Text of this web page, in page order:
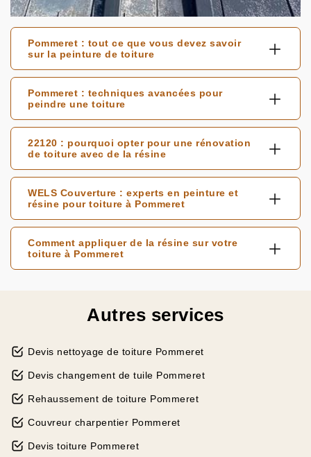
Pommeret : tout ce que vous devez savoir
sur la peinture de toiture
Pommeret : techniques avancées pour
peindre une toiture
22120 : pourquoi opter pour une rénovation
de toiture avec de la résine
WELS Couverture : experts en peinture et
résine pour toiture à Pommeret
Comment appliquer de la résine sur votre
toiture à Pommeret
Autres services
Devis nettoyage de toiture Pommeret
Devis changement de tuile Pommeret
Rehaussement de toiture Pommeret
Couvreur charpentier Pommeret
Devis toiture Pommeret